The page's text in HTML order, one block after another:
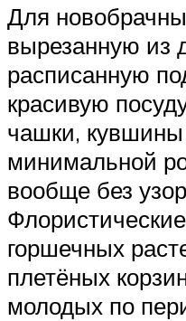
Для
вырезанную из
расписанную
красивую
чашки, кувшины
минимальной
вообще без
горшечных
плетёных
молодых по